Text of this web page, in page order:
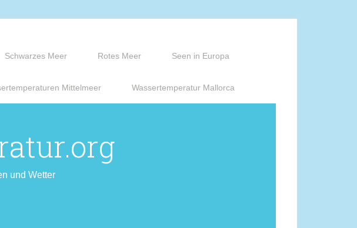
Schwarzes Meer Rotes Meer Seen in Europa
Mittelmeer Wassertemperatur Mallorca
und Wetter